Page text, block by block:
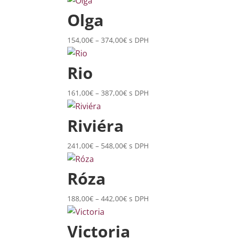
Olga
154,00€ – 374,00€Price
s DPH
Rio
161,00€ – 387,00€Price
s DPH
Riviéra
241,00€ – 548,00€Price
s DPH
Róza
188,00€ – 442,00€Price
through
s DPH
Victoria